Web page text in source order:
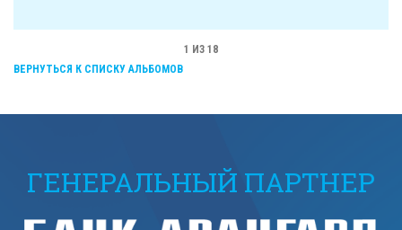
1 ИЗ 18
ВЕРНУТЬСЯ К СПИСКУ АЛЬБОМОВ
ГЕНЕРАЛЬНЫЙ ПАРТНЕР